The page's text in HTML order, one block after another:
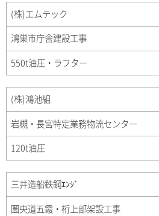
(株)エムテック
鴻巣市庁舎建設工事
550t油圧・ラフター
(株)鴻池組
岩槻・長宮特定業務物流センター
120t油圧
三井造船鉄鋼ｴﾝｼﾞ
圏央道五霞・桁上部架設工事